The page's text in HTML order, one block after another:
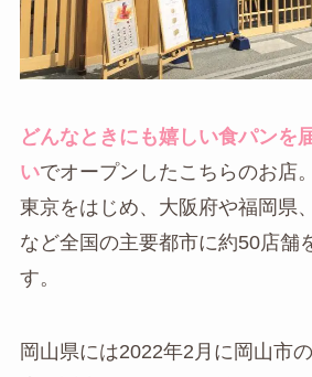
どんなときにも嬉しい食パンを
いでオープンしたこちらのお店
東京をはじめ、大阪府や福岡県
など全国の主要都市に約50店舗
す。
岡山県には2022年2月に岡山市